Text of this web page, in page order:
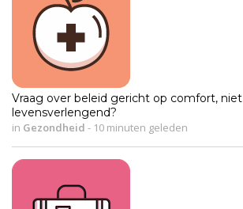
Vraag over beleid gericht op comfort, niet
levensverlengend?
in Gezondheid - 10 minuten geleden